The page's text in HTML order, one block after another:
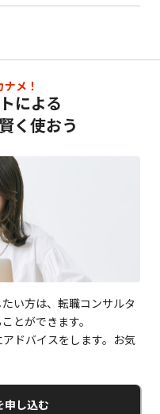
メ！
による
く使おう
い方は、転職コンサルタ
とができます。
ドバイスをします。お気
申し込む